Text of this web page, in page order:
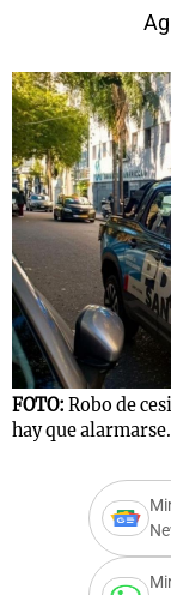
FOTO: Robo de
hay que alarmarse.